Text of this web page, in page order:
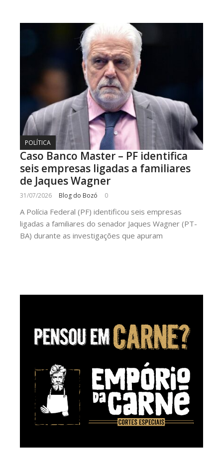
POLÍTICA
Caso Banco Master – PF identifica
seis empresas ligadas a familiares
de Jaques Wagner
31/07/2026 Blog do Bozó 0
A Polícia Federal (PF) identificou seis empresas
ligadas a familiares do senador Jaques Wagner (PT-
BA) durante as investigações que apuram